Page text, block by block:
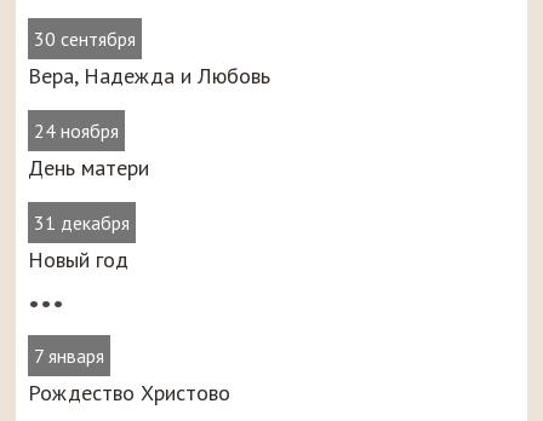
30 сентября
Вера, Надежда и Любовь
24 ноября
День матери
31 декабря
Новый год
•••
7 января
Рождество Христово